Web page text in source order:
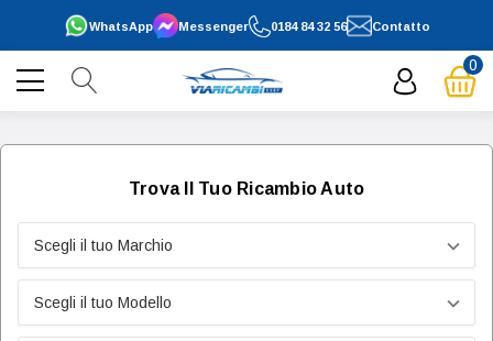
0184 84 32 56
WhatsApp Contatto
Messenger
0
Trova Il Tuo Ricambio Auto